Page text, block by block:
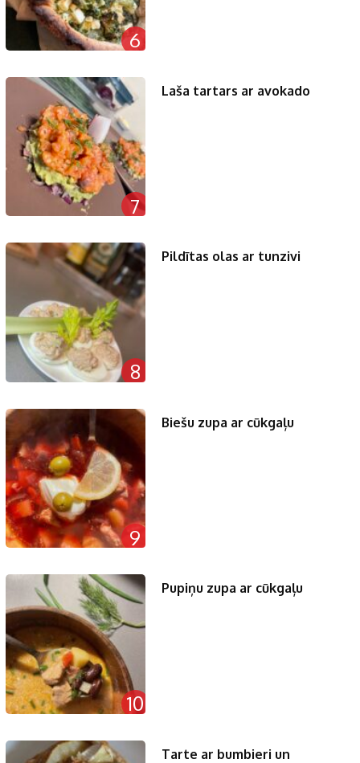
6
7
Laša tartars ar avokado
8
Pildītas olas ar tunzivi
9
Biešu zupa ar cūkgaļu
10
Pupiņu zupa ar cūkgaļu
Tarte ar bumbieri un